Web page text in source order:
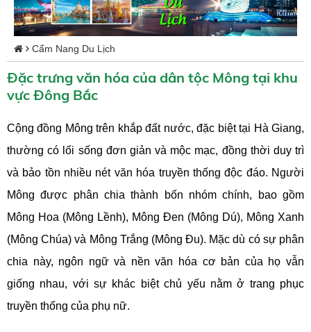
Cẩm Nang Du Lịch
Đặc trưng văn hóa của dân tộc Mông tại khu
vực Đông Bắc
Cộng đồng Mông trên khắp đất nước, đặc biệt tại Hà Giang,
thường có lối sống đơn giản và mộc mạc, đồng thời duy trì
và bảo tồn nhiều nét văn hóa truyền thống độc đáo. Người
Mông được phân chia thành bốn nhóm chính, bao gồm
Mông Hoa (Mông Lềnh), Mông Đen (Mông Dú), Mông Xanh
(Mông Chúa) và Mông Trắng (Mông Đu). Mặc dù có sự phân
chia này, ngôn ngữ và nền văn hóa cơ bản của họ vẫn
giống nhau, với sự khác biệt chủ yếu nằm ở trang phục
truyền thống của phụ nữ.